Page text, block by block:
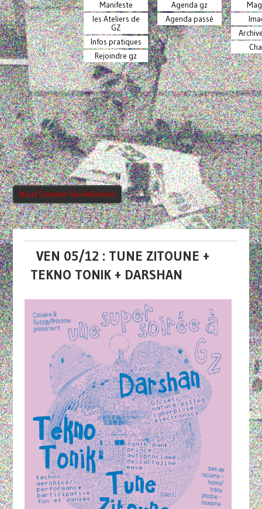
Manifeste
les Ateliers de
GZ
Infos pratiques
Rejoindre gz
Agenda gz
Agenda passé
Nous Soutenir Via HelloAsso
VEN 05/12 : TUNE ZITOUNE +
TEKNO TONIK + DARSHAN